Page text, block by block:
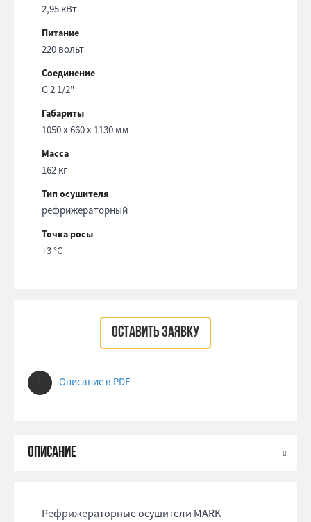
2,95 кВт
Питание
220 вольт
Соединение
G 2 1/2"
Габариты
1050 х 660 х 1130 мм
Масса
162 кг
Тип осушителя
рефрижераторный
Точка росы
+3 °С
ОСТАВИТЬ ЗАЯВКУ
Описание в PDF
Рефрижераторные осушители MARK